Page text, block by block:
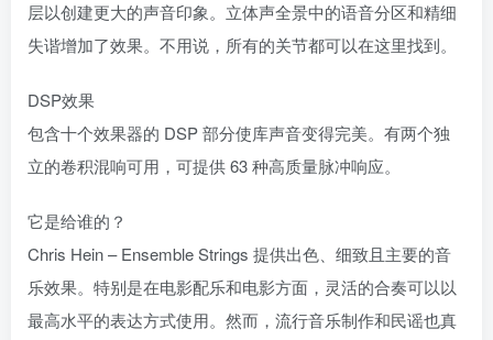
层以创建更大的声音印象。立体声全景中的语音分区和精细
失谐增加了效果。不用说，所有的关节都可以在这里找到。
DSP效果
包含十个效果器的 DSP 部分使库声音变得完美。有两个独
立的卷积混响可用，可提供 63 种高质量脉冲响应。
它是给谁的？
Chris Hein – Ensemble Strings 提供出色、细致且主要的音
乐效果。特别是在电影配乐和电影方面，灵活的合奏可以以
最高水平的表达方式使用。然而，流行音乐制作和民谣也真